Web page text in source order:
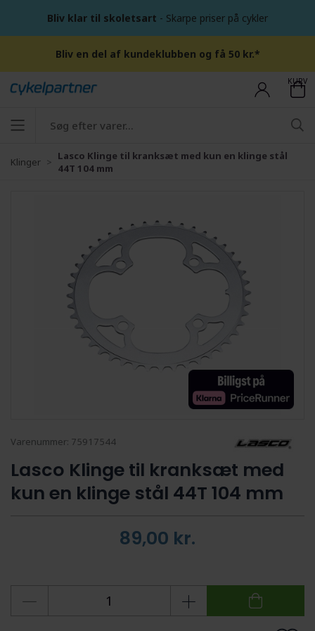
Bliv klar til skoletsart - Skarpe priser på cykler
Bliv en del af kundeklubben og få 50 kr.*
KURV
Klinger
Lasco Klinge til kranksæt med kun en klinge stål
44T 104 mm
Varenummer: 75917544
Lasco Klinge til kranksæt med
kun en klinge stål 44T 104 mm
89,00 kr.